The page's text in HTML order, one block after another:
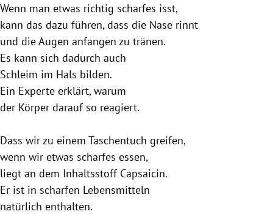
Wenn man etwas richtig scharfes isst,
kann das dazu führen, dass die Nase rinnt
und die Augen anfangen zu tränen.
Es kann sich dadurch auch
Schleim im Hals bilden.
Ein Experte erklärt, warum
der Körper darauf so reagiert.
Dass wir zu einem Taschentuch greifen,
wenn wir etwas scharfes essen,
liegt an dem Inhaltsstoff Capsaicin.
Er ist in scharfen Lebensmitteln
natürlich enthalten.